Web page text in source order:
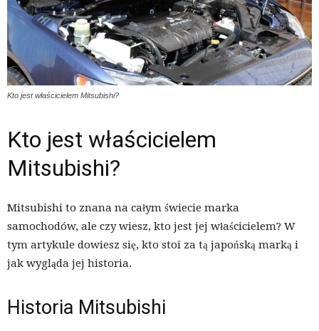
Kto jest właścicielem Mitsubishi?
Kto jest właścicielem
Mitsubishi?
Mitsubishi to znana na całym świecie marka
samochodów, ale czy wiesz, kto jest jej właścicielem? W
tym artykule dowiesz się, kto stoi za tą japońską marką i
jak wygląda jej historia.
Historia Mitsubishi